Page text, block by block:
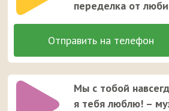
переделка от
Мы с тобой
я тебя люблю! –